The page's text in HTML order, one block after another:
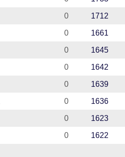
0 1712
0 1661
0 1645
0 1642
0 1639
0 1636
0 1623
0 1622